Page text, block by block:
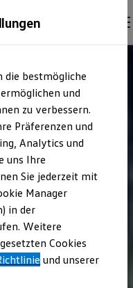
finden
& konfigurieren
die bestmögliche
und
zu verbessern.
Präferenzen und
Analytics und
uns Ihre
Sie jederzeit mit
Manager
in der
Weitere
Cookies
und unserer